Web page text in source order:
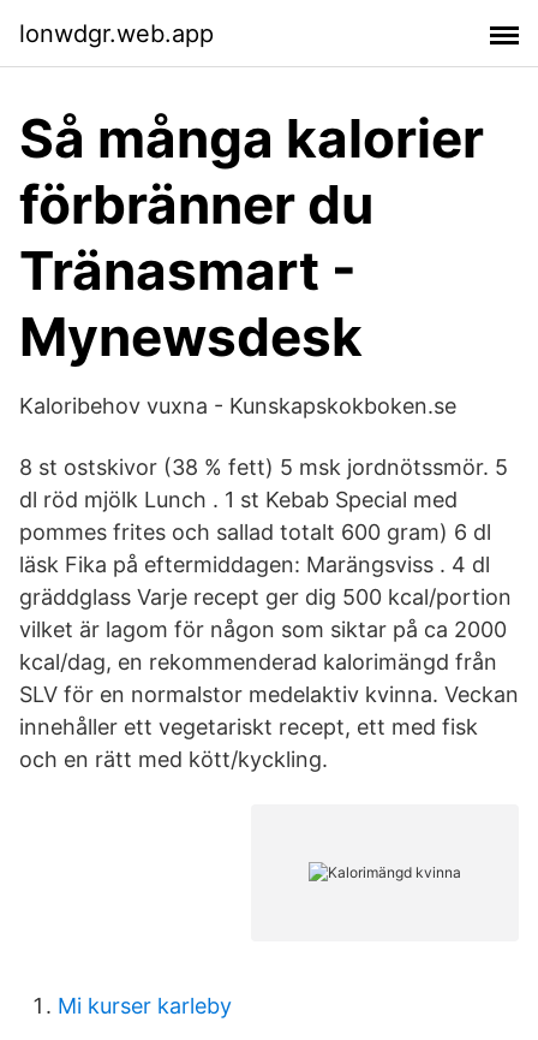
lonwdgr.web.app
Så många kalorier
förbränner du
Tränasmart -
Mynewsdesk
Kaloribehov vuxna - Kunskapskokboken.se
8 st ostskivor (38 % fett) 5 msk jordnötssmör. 5
dl röd mjölk Lunch . 1 st Kebab Special med
pommes frites och sallad totalt 600 gram) 6 dl
läsk Fika på eftermiddagen: Marängsviss . 4 dl
gräddglass Varje recept ger dig 500 kcal/portion
vilket är lagom för någon som siktar på ca 2000
kcal/dag, en rekommenderad kalorimängd från
SLV för en normalstor medelaktiv kvinna. Veckan
innehåller ett vegetariskt recept, ett med fisk
och en rätt med kött/kyckling.
Mi kurser karleby